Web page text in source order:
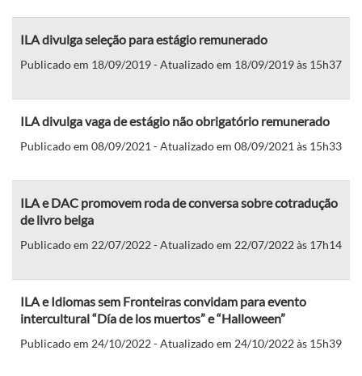
ILA divulga seleção para estágio remunerado
Publicado em 18/09/2019 - Atualizado em 18/09/2019 às 15h37
ILA divulga vaga de estágio não obrigatório remunerado
Publicado em 08/09/2021 - Atualizado em 08/09/2021 às 15h33
ILA e DAC promovem roda de conversa sobre cotradução
de livro belga
Publicado em 22/07/2022 - Atualizado em 22/07/2022 às 17h14
ILA e Idiomas sem Fronteiras convidam para evento
intercultural “Día de los muertos” e “Halloween”
Publicado em 24/10/2022 - Atualizado em 24/10/2022 às 15h39